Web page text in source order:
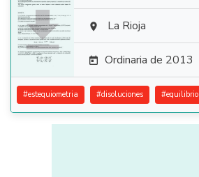
  La Rioja
 Ordinaria de 2013
#estequiometria #disoluciones #equilibrio